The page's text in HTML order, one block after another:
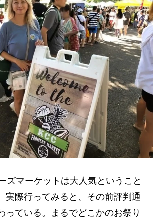
ズマーケットは大人気ということ
実際行ってみると、その前評判通
っている。まるでどこかのお祭り